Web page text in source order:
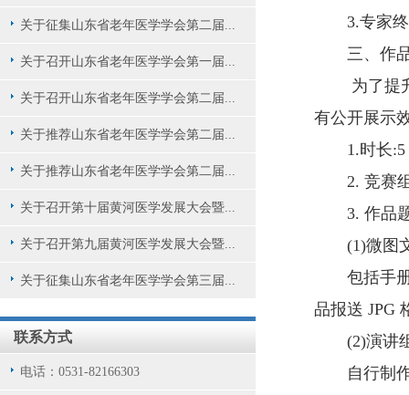
关于征集山东省老年医学学会第二届...
关于召开山东省老年医学学会第一届...
关于召开山东省老年医学学会第二届...
关于推荐山东省老年医学学会第二届...
关于推荐山东省老年医学学会第二届...
关于召开第十届黄河医学发展大会暨...
关于召开第九届黄河医学发展大会暨...
关于征集山东省老年医学学会第三届...
联系方式
电话：0531-82166303
3.专家
三、作
为了提
有公开展示
1.时长
2. 竞赛
3. 作品
(1)微图
包括手
品报送 JPG
(2)演讲
自行制